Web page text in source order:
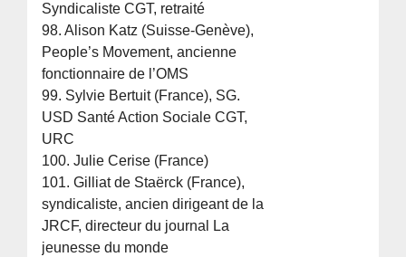
Syndicaliste CGT, retraité
98. Alison Katz (Suisse-Genève),
People’s Movement, ancienne
fonctionnaire de l’OMS
99. Sylvie Bertuit (France), SG.
USD Santé Action Sociale CGT,
URC
100. Julie Cerise (France)
101. Gilliat de Staërck (France),
syndicaliste, ancien dirigeant de la
JRCF, directeur du journal La
jeunesse du monde